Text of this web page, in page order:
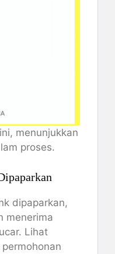
menunjukkan
proses.
dipaparkan,
menerima
Lihat